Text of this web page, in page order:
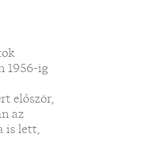
1956-ig
először,
az
is lett,